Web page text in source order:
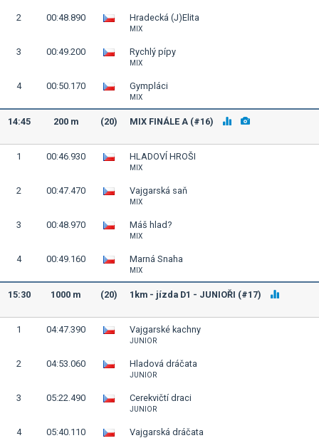
2 00:48.890 Hradecká (J)Elita
MIX
3 00:49.200 Rychlý pípy
MIX
4 00:50.170 Gympláci
MIX
14:45 200 m (20) MIX FINÁLE A (#16)
1 00:46.930 HLADOVÍ HROŠI
MIX
2 00:47.470 Vajgarská saň
MIX
3 00:48.970 Máš hlad?
MIX
4 00:49.160 Marná Snaha
MIX
15:30 1000 m (20) 1km - jízda D1 - JUNIOŘI (#17)
1 04:47.390 Vajgarské kachny
JUNIOR
2 04:53.060 Hladová dráčata
JUNIOR
3 05:22.490 Cerekvičtí draci
JUNIOR
4 05:40.110 Vajgarská dráčata